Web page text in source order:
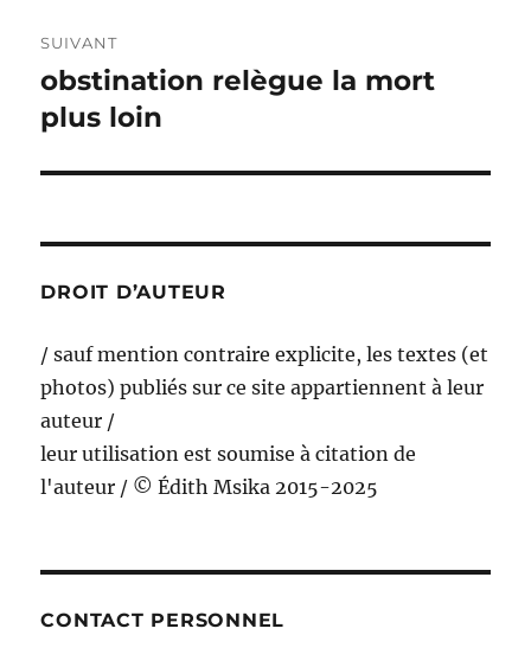
SUIVANT
Publication
suivante :
obstination relègue la mort
plus loin
DROIT D’AUTEUR
/ sauf mention contraire explicite, les textes (et
photos) publiés sur ce site appartiennent à leur
auteur /
leur utilisation est soumise à citation de
l'auteur / © Édith Msika 2015-2025
CONTACT PERSONNEL